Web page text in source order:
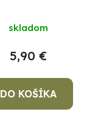
skladom
5,90 €
DO KOŠÍKA